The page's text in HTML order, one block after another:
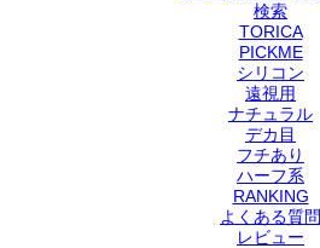
検索
TORICA
PICKME
シリコン
遠視用
ナチュラル
デカ目
フチあり
ハーフ系
RANKING
よくある質問
レビュー